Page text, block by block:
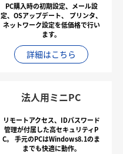
PC購入時の初期設定、メール設
定、OSアップデート、
プリンタ、
ネットワーク設定を低価格で行い
ます。
詳細はこちら
法人用ミニPC
リモートアクセス、IDパスワード
管理が付属した高セキュリティP
C。 手元のPCはWindows8.1のま
までも快適に動作。